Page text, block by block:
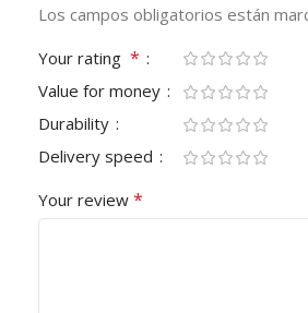
Los campos obligatorios están
Your rating *
Value for money
Durability
Delivery speed
Your review *